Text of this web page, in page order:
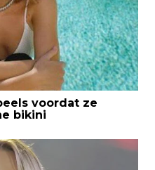
voordat ze
bikini